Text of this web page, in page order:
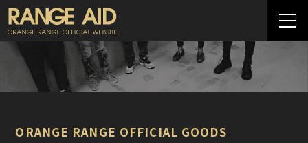
ORANGE RANGE OFFICIAL GOODS